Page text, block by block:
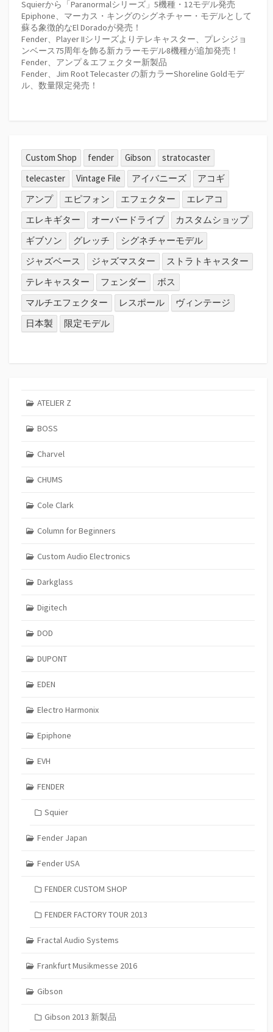
Squierから「Paranormalシリーズ」5機種・12モデル発売
Epiphone、マーカス・キングのシグネチャー・モデルとして
蘇る象徴的なEl Doradoが発売！
Fender、Player IIシリーズよりテレキャスター、プレシジョ
ンベース75周年を飾る新カラーモデル8機種が追加発売！
Fender、アンプ＆エフェクター新製品
Fender、Jim Root Telecaster の新カラーShoreline Goldモデ
ル、数量限定発売！
Custom Shop fender Gibson
stratocaster
telecaster
Vintage File アイバニーズ
アコギ
アンプ
エピフォン エフェクター
エレアコ
エレキギター
オーバードライブ
カスタムショップ
ギブソン
グレッチ
シグネチャーモデル
ジャズベース
ジャズマスター
ストラトキャスター
テレキャスター
フェンダー
ボス
マルチエフェクター
レスポール
ヴィンテージ
日本製
限定モデル
ATELIER Z
BOSS
Charvel
CHUMS
Cole Clark
Column for Beginners
Custom Audio Electronics
Darkglass
Digitech
DOD
DUPONT
EDEN
Electro Harmonix
Epiphone
EVH
FENDER
Squier
Fender Japan
Fender USA
FENDER CUSTOM SHOP
FENDER FACTORY TOUR 2013
Fractal Audio Systems
Frankfurt Musikmesse 2016
Gibson
Gibson 2013 新製品